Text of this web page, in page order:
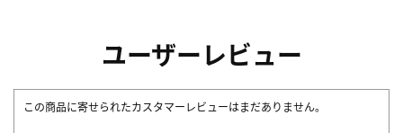
ユーザーレビュー
この商品に寄せられたカスタマーレビューはまだありません。